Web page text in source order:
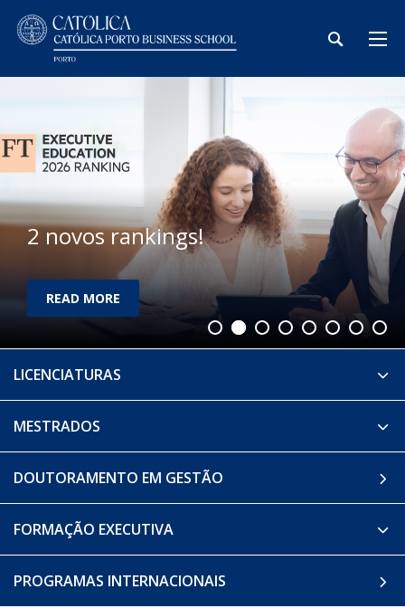
2 novos rankings!
READ MORE
LICENCIATURAS
MESTRADOS
DOUTORAMENTO EM GESTÃO
FORMAÇÃO EXECUTIVA
PROGRAMAS INTERNACIONAIS